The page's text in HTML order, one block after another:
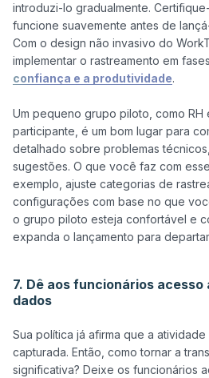
introduzi-lo gradualmente.
funcione suavemente antes de
Com o design não invasivo do
implementar o rastreamento em
confiança e a produtividade.
Um pequeno grupo piloto, como RH
participante, é um bom lugar para
detalhado sobre problemas
sugestões. O que você faz com
exemplo, ajuste categorias de
configurações com base no que
o grupo piloto esteja confortável e
expanda o lançamento para
7. Dê aos funcionários
dados
Sua política já afirma que a
capturada. Então, como tornar a
significativa? Deixe os funcionários